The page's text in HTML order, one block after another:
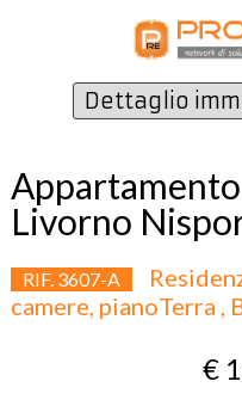
Livorno
RIF. 3607-A
camere, pianoTerra ,
€